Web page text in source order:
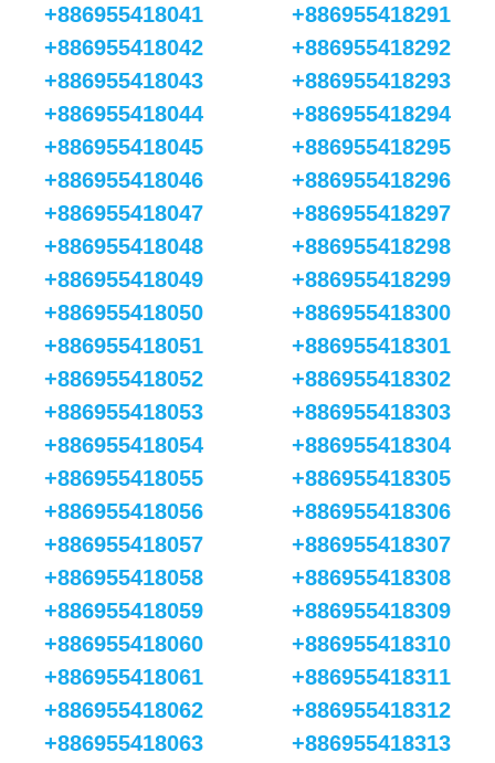
+886955418041
+886955418042
+886955418043
+886955418044
+886955418045
+886955418046
+886955418047
+886955418048
+886955418049
+886955418050
+886955418051
+886955418052
+886955418053
+886955418054
+886955418055
+886955418056
+886955418057
+886955418058
+886955418059
+886955418060
+886955418061
+886955418062
+886955418063
+886955418291
+886955418292
+886955418293
+886955418294
+886955418295
+886955418296
+886955418297
+886955418298
+886955418299
+886955418300
+886955418301
+886955418302
+886955418303
+886955418304
+886955418305
+886955418306
+886955418307
+886955418308
+886955418309
+886955418310
+886955418311
+886955418312
+886955418313